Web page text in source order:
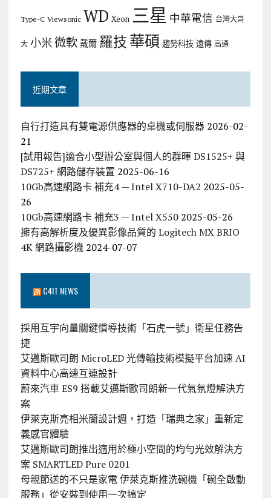
Type-C Viewsonic WD Xeon 三星 中華電信 台灣大哥
大 小米微軟 戴爾 羅技華碩 趨勢科技 遠傳 高通
近期文章
自行打造具有雙電源供應器的桌機或伺服器 2026-02-
21
[試用報告]適合小型辦公室與個人的群暉 DS1525+ 與
DS725+ 網路儲存裝置 2025-06-16
10Gb高速網路卡 補充4 — Intel X710-DA2 2025-05-
26
10Gb高速網路卡 補充3 — Intel X550 2025-05-26
擁有高解析度及優異影像品質的 Logitech MX BRIO
4K 網路攝影機 2024-07-07
C4IT NEWS
採用互宇向量關鍵慣導技術「石虎一號」衛星任務告
捷
艾邁斯歐司朗 MicroLED 光傳輸技術模擬平台加速 AI
資料中心高速互連設計
蔚來汽車 ES9 搭載艾邁斯歐司朗新一代氣氛燈解決方
案
伊萊克斯亮相米蘭設計週，打造「瑞典之家」重新定
義感官體驗
艾邁斯歐司朗推出適用於極小空間的均勻光效解決方
案 SMARTLED Pure 0201
母親節送的不只是家電 伊萊克斯推洗碗機「碗全啟動
服務」從安裝到使用一次搞定